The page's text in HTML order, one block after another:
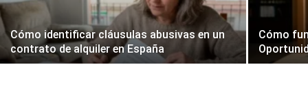
Cómo identificar cláusulas abusivas en un
contrato de alquiler en España
Cómo